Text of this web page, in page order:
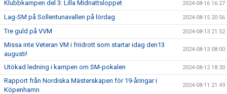
Klubbkampen del 3: Lilla Midnattsloppet 2024-08-16 16:27
Lag-SM på Sollentunavallen på lördag 2024-08-15 20:56
Tre guld på VVM 2024-08-13 21:52
Missa inte Veteran VM i friidrott som startar idag den13
augusti!
2024-08-13 08:00
Utökad ledning i kampen om SM-pokalen 2024-08-12 18:30
Rapport från Nordiska Mästerskapen för 19-åringar i
Köpenhamn
2024-08-11 21:49